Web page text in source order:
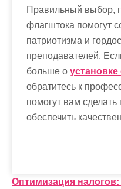
Правильный выбор,
флагштока помогут
патриотизма и
преподавателей.
больше о
обратитесь к
помогут вам
обеспечить
Оптимизация